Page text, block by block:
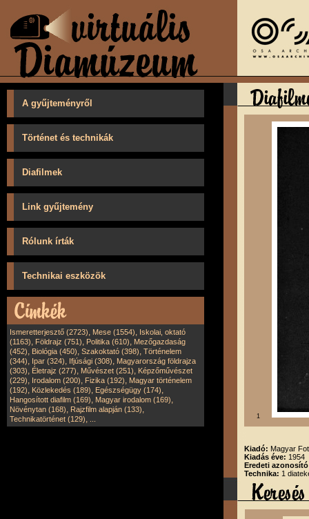
A gyűjteményről
Történet és technikák
Diafilmek
Link gyűjtemény
Rólunk írták
Technikai eszközök
Ismeretterjesztő (2723), Mese (1554), Iskolai, oktató
(1163), Földrajz (751), Politika (610), Mezőgazdaság
(452), Biológia (450), Szakoktató (398), Történelem
(344), Ipar (324), Ifjúsági (308), Magyarország földrajza
(303), Életrajz (277), Művészet (251), Képzőművészet
(229), Irodalom (200), Fizika (192), Magyar történelem
(192), Közlekedés (189), Egészségügy (174),
Hangosított diafilm (169), Magyar irodalom (169),
Növénytan (168), Rajzfilm alapján (133),
Technikatörténet (129), 1
Kiadó: Magyar
Kiadás éve: 1954
Eredeti
Technika: 1